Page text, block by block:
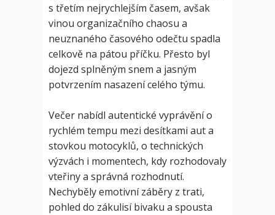
s třetím nejrychlejším časem, avšak
vinou organizačního chaosu a
neuznaného časového odečtu spadla
celkově na pátou příčku. Přesto byl
dojezd splněným snem a jasným
potvrzením nasazení celého týmu.
Večer nabídl autentické vyprávění o
rychlém tempu mezi desítkami aut a
stovkou motocyklů, o technických
výzvách i momentech, kdy rozhodovaly
vteřiny a správná rozhodnutí.
Nechyběly emotivní záběry z trati,
pohled do zákulisí bivaku a spousta